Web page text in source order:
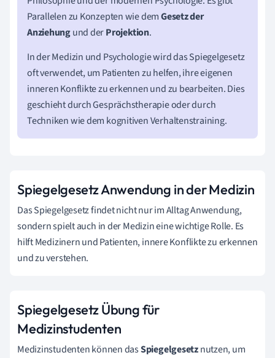
Parallelen zu Konzepten wie demGesetz der
Anziehungund derProjektion.
In der Medizin und Psychologie wird das Spiegelgesetz
oft verwendet, um Patienten zu helfen, ihre eigenen
inneren Konflikte zu erkennen und zu bearbeiten. Dies
geschieht durch Gesprächstherapie oder durch
Techniken wie dem kognitiven Verhaltenstraining.
Spiegelgesetz Anwendung in der Medizin
Das Spiegelgesetz findet nicht nur im Alltag Anwendung,
sondern spielt auch in der Medizin eine wichtige Rolle. Es
hilft Medizinern und Patienten, innere Konflikte zu erkennen
und zu verstehen.
Spiegelgesetz Übung für
Medizinstudenten
Medizinstudenten können dasSpiegelgesetznutzen, um